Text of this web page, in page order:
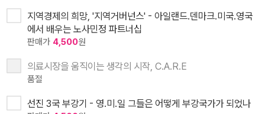
지역경제의 희망, '지역거버넌스' - 아일랜드.덴마크.미국.영국
에서 배우는 노사민정 파트너십
판매가 4,500원
의료시장을 움직이는 생각의 시작, C.A.R.E
품절
선진 3국 부강기 - 영.미.일 그들은 어떻게 부강국가가 되었나